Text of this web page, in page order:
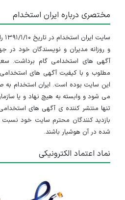
مختصری درباره ایران استخدام
و روزانه مدیران و نویسندگان خود
آگهی های استخدامی گام برداشت.
مطلوب و با کیفیت آگهی های
این سایت بوده است. ایران استخدام
می شود و وابسته به هیچ نهاد و یا
تنها منتشر کننده ی آگهی های
بازدید کنندگان محترم سایت خود
شده در آن هوشیار باشند.
نماد اعتماد الکترونیکی